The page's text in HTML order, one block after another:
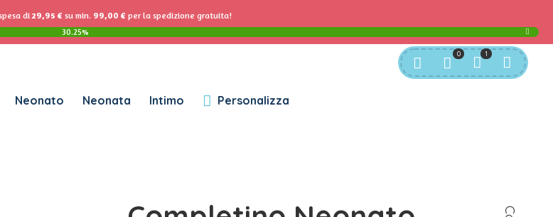
Servizio Clienti:
1
0
RICHIESTO
Neonato Neonata Intimo Personalizza
di29,95 € su min. 99,00 € per la spedizione gratuita!
30.25%